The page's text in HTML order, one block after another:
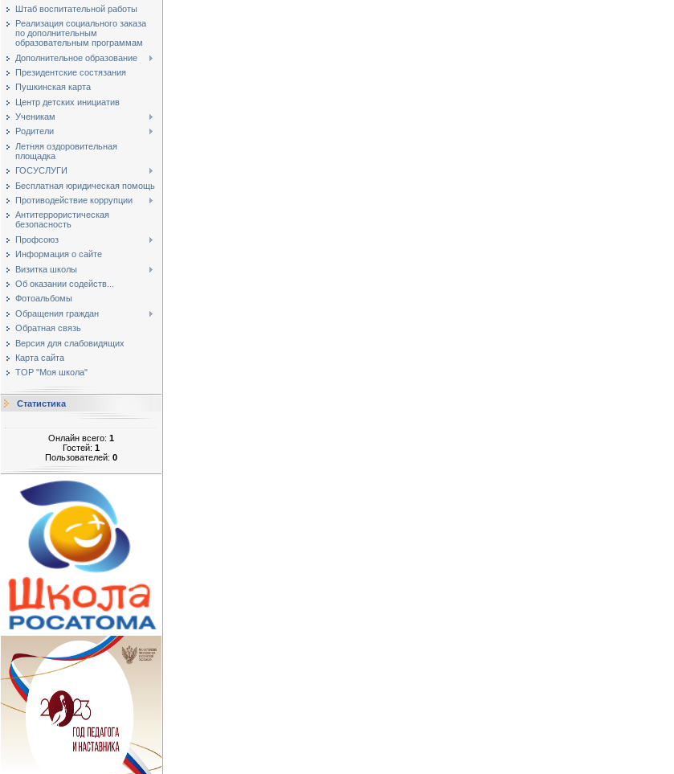
Штаб воспитательной работы
Реализация социального заказа
по дополнительным
образовательным программам
Дополнительное образование
Президентские состязания
Пушкинская карта
Центр детских инициатив
Ученикам
Родители
Летняя оздоровительная
площадка
ГОСУСЛУГИ
Бесплатная юридическая помощь
Противодействие коррупции
Антитеррористическая
безопасность
Профсоюз
Информация о сайте
Визитка школы
Об оказании содейств...
Фотоальбомы
Обращения граждан
Обратная связь
Версия для слабовидящих
Карта сайта
ТОР "Моя школа"
Статистика
Онлайн всего: 1
Гостей: 1
Пользователей: 0